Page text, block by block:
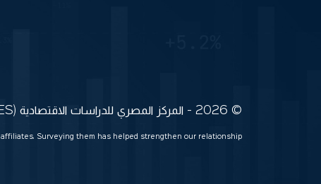
© 2026 - المركز المصري للدراسات الاقتصادية (ECES) جميع الحقوق محفوظة
Surveying them has helped strengthen our relationship.